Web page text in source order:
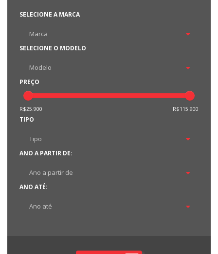
SELECIONE A MARCA
SELECIONE O MODELO
PREÇO
R$25.900 R$115.900
TIPO
ANO A PARTIR DE:
ANO ATÉ: